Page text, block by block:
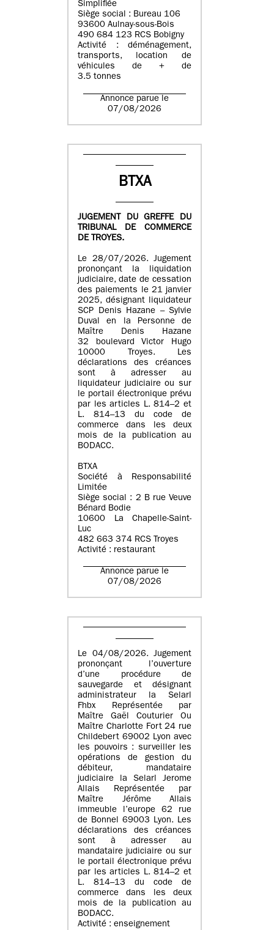
Simplifiée
Siège social : Bureau 106
93600 Aulnay-sous-Bois
490 684 123 RCS Bobigny
Activité : déménagement,
transports, location de
véhicules de + de
3.5 tonnes
Annonce parue le
07/08/2026
BTXA
JUGEMENT DU GREFFE DU
TRIBUNAL DE COMMERCE
DE TROYES.
Le 28/07/2026. Jugement
prononçant la liquidation
judiciaire, date de cessation
des paiements le 21 janvier
2025, désignant liquidateur
SCP Denis Hazane – Sylvie
Duval en la Personne de
Maître Denis Hazane
32 boulevard Victor Hugo
10000 Troyes. Les
déclarations des créances
sont à adresser au
liquidateur judiciaire ou sur
le portail électronique prévu
par les articles L. 814–2 et
L. 814–13 du code de
commerce dans les deux
mois de la publication au
BODACC.
BTXA
Société à Responsabilité
Limitée
Siège social : 2 B rue Veuve
Bénard Bodie
10600 La Chapelle-Saint-
Luc
482 663 374 RCS Troyes
Activité : restaurant
Annonce parue le
07/08/2026
Le 04/08/2026. Jugement
prononçant l’ouverture
d’une procédure de
sauvegarde et désignant
administrateur la Selarl
Fhbx Représentée par
Maître Gaël Couturier Ou
Maître Charlotte Fort 24 rue
Childebert 69002 Lyon avec
les pouvoirs : surveiller les
opérations de gestion du
débiteur, mandataire
judiciaire la Selarl Jerome
Allais Représentée par
Maître Jérôme Allais
immeuble l’europe 62 rue
de Bonnel 69003 Lyon. Les
déclarations des créances
sont à adresser au
mandataire judiciaire ou sur
le portail électronique prévu
par les articles L. 814–2 et
L. 814–13 du code de
commerce dans les deux
mois de la publication au
BODACC.
Activité : enseignement